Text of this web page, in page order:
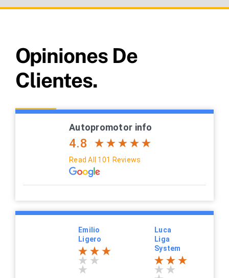
Opiniones De
Clientes.
Autopromotor info
4.8
Read All 101 Reviews
Emilio
Ligero
Luca
Liga
System